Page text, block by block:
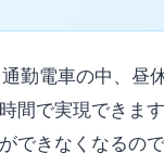
勤電車の中、昼
間で実現できま
できなくなるので